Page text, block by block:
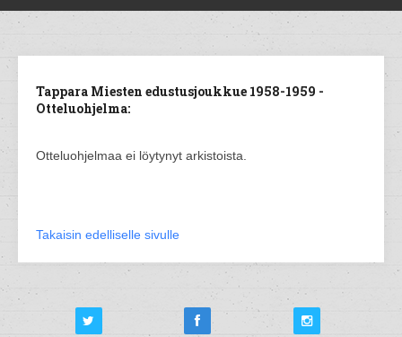
Tappara Miesten edustusjoukkue 1958-1959 -
Otteluohjelma:
Otteluohjelmaa ei löytynyt arkistoista.
Takaisin edelliselle sivulle